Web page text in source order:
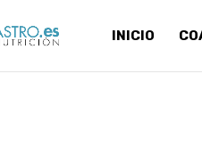
INICIO